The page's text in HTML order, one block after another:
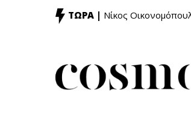
ΤΩΡΑ | Νίκος